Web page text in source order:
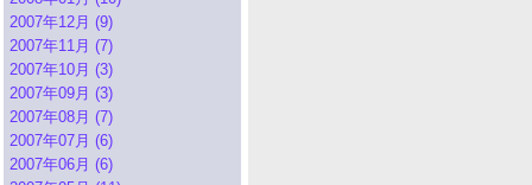
2007年12月 (9)
2007年11月 (7)
2007年10月 (3)
2007年09月 (3)
2007年08月 (7)
2007年07月 (6)
2007年06月 (6)